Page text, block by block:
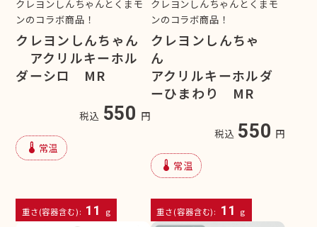
クレヨンしんちゃんとくまモ
ンのコラボ商品！
クレヨンしんちゃん
アクリルキーホル
ダーシロ MR
税込 550 円
device_thermostat 常温
重さ(容器含む): 11 g
クレヨンしんちゃんとくまモ
ンのコラボ商品！
クレヨンしんちゃ
ん
アクリルキーホルダ
ーひまわり MR
税込 550 円
device_thermostat 常温
重さ(容器含む): 11 g